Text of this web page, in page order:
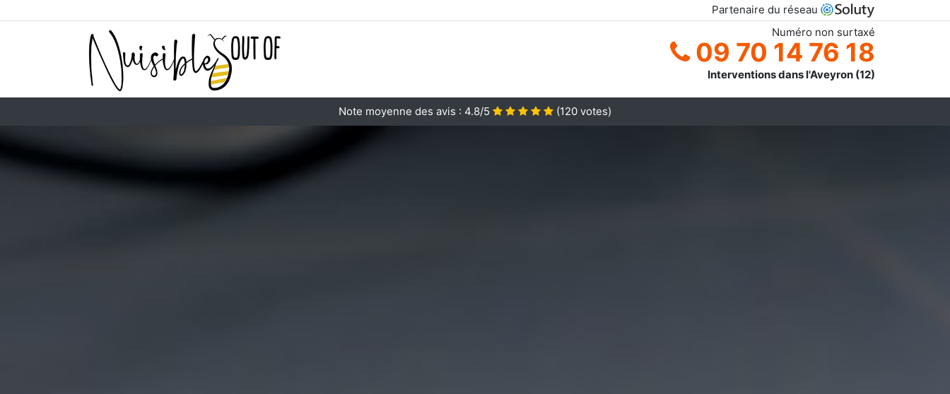
Partenaire du réseau
Numéro non surtaxé
09 70 14 76 18
Interventions dans l'Aveyron (12)
Note moyenne des avis : 4.8/5 (120 votes)